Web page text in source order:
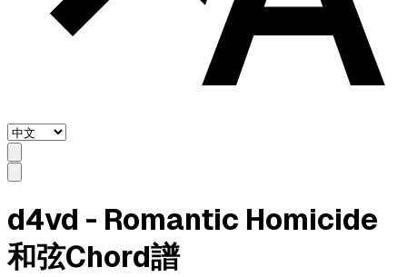
d4vd - Romantic Homicide
和弦Chord譜